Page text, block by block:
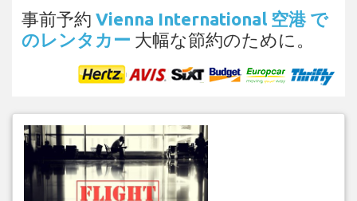
事前予約 Vienna International 空港 で
のレンタカー 大幅な節約のために。